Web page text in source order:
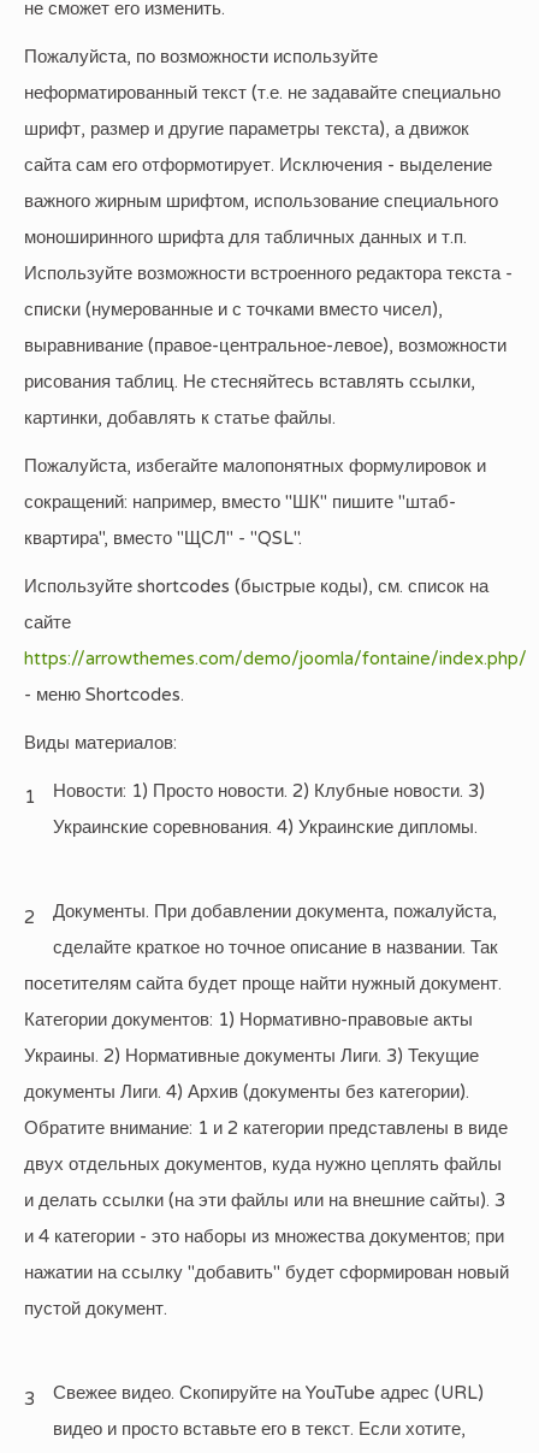
не сможет его изменить.
Пожалуйста, по возможности используйте
неформатированный текст (т.е. не задавайте специально
шрифт, размер и другие параметры текста), а движок
сайта сам его отформотирует. Исключения - выделение
важного жирным шрифтом, использование специального
моноширинного шрифта для табличных данных и т.п.
Используйте возможности встроенного редактора текста -
списки (нумерованные и с точками вместо чисел),
выравнивание (правое-центральное-левое), возможности
рисования таблиц. Не стесняйтесь вставлять ссылки,
картинки, добавлять к статье файлы.
Пожалуйста, избегайте малопонятных формулировок и
сокращений: например, вместо "ШК" пишите "штаб-
квартира", вместо "ЩСЛ" - "QSL".
Используйте shortcodes (быстрые коды), см. список на
сайте
https://arrowthemes.com/demo/joomla/fontaine/index.php/
- меню Shortcodes.
Виды материалов:
1
Новости: 1) Просто новости. 2) Клубные новости. 3)
Украинские соревнования. 4) Украинские дипломы.
2
Документы. При добавлении документа, пожалуйста,
сделайте краткое но точное описание в названии. Так
посетителям сайта будет проще найти нужный документ.
Категории документов: 1) Нормативно-правовые акты
Украины. 2) Нормативные документы Лиги. 3) Текущие
документы Лиги. 4) Архив (документы без категории).
Обратите внимание: 1 и 2 категории представлены в виде
двух отдельных документов, куда нужно цеплять файлы
и делать ссылки (на эти файлы или на внешние сайты). 3
и 4 категории - это наборы из множества документов; при
нажатии на ссылку "добавить" будет сформирован новый
пустой документ.
3
Свежее видео. Скопируйте на YouTube адрес (URL)
видео и просто вставьте его в текст. Если хотите,